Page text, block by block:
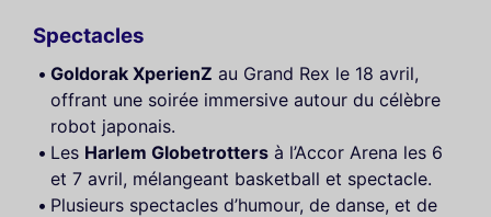
Spectacles
Goldorak XperienZ au Grand Rex le 18 avril,
offrant une soirée immersive autour du célèbre
robot japonais.
Les Harlem Globetrotters à l’Accor Arena les 6
et 7 avril, mélangeant basketball et spectacle.
Plusieurs spectacles d’humour, de danse, et de